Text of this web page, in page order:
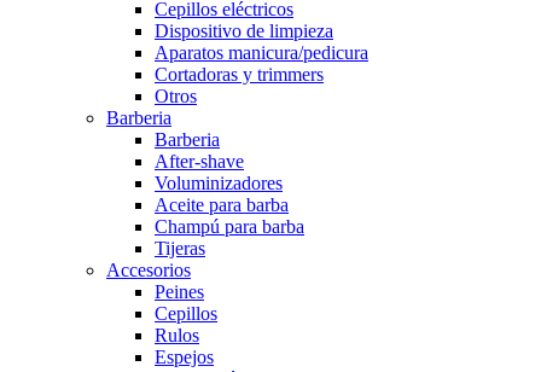
Cepillos eléctricos
Dispositivo de limpieza
Aparatos manicura/pedicura
Cortadoras y trimmers
Otros
Barberia
Barberia
After-shave
Voluminizadores
Aceite para barba
Champú para barba
Tijeras
Accesorios
Peines
Cepillos
Rulos
Espejos